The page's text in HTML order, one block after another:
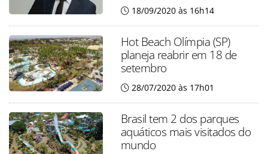
18/09/2020 às 16h14
Hot Beach Olímpia (SP)
planeja reabrir em 18 de
setembro
28/07/2020 às 17h01
Brasil tem 2 dos parques
aquáticos mais visitados do
mundo